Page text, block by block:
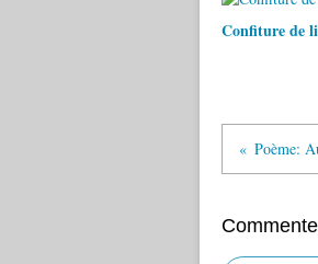
Confiture de
Poème: